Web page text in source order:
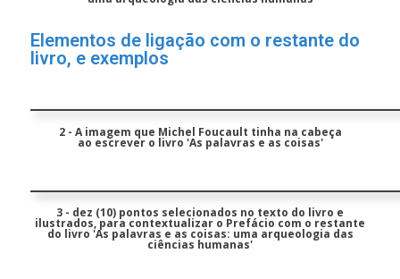
Elementos de ligação com o restante do
livro, e exemplos
2 - A imagem que Michel Foucault tinha na cabeça
ao escrever o livro 'As palavras e as coisas'
3 - dez (10) pontos selecionados no texto do livro e
ilustrados, para contextualizar o Prefácio com o restante
do livro 'As palavras e as coisas: uma arqueologia das
ciências humanas'